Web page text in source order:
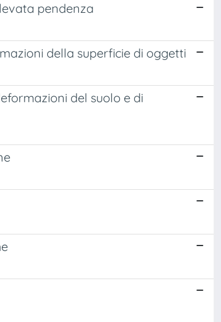
pendenza
della superficie di oggetti
del suolo e di